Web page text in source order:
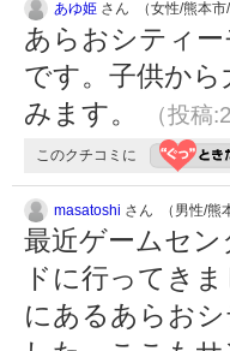
あゆ姫 さん （女性/熊本市/
あらおシティ
です。子供か
みます。
（投
このクチコミに
masatoshi さん （男性/熊
最近ゲームセ
ドに行ってき
にあるあらお